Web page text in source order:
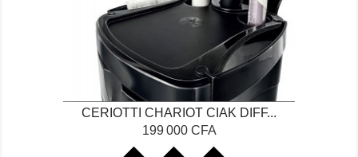
CERIOTTI CHARIOT CIAK DIFF...
Prix
199 000 CFA